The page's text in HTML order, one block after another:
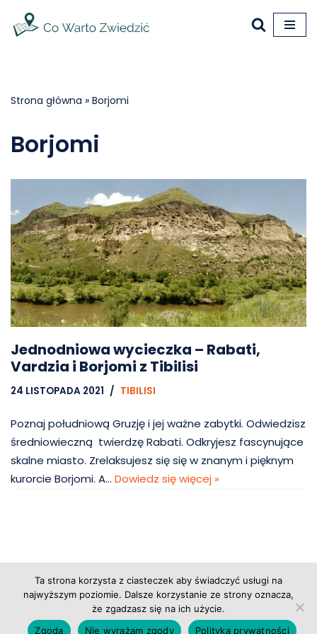
Przejdź
Strona główna » Borjomi
Borjomi
Jednodniowa wycieczka – Rabati,
Vardzia i Borjomi z Tibilisi
24 LISTOPADA 2021 TIBILISI
Poznaj południową Gruzję i jej ważne zabytki. Odwiedzisz
średniowieczną twierdzę Rabati. Odkryjesz fascynujące
skalne miasto. Zrelaksujesz się się w znanym i pięknym
kurorcie Borjomi. A… Dowiedz się więcej »
Copyright © 2026 Grupa Probiz, CoWartoZwiedzic.pl
Regulamin serwisu|Polityka prywatności|
Ta strona korzysta z ciasteczek aby świadczyć usługi na
najwyższym poziomie. Dalsze korzystanie ze strony oznacza,
że zgadzasz się na ich użycie.
Zgoda
Nie wyrażam zgody Polityka prywatności